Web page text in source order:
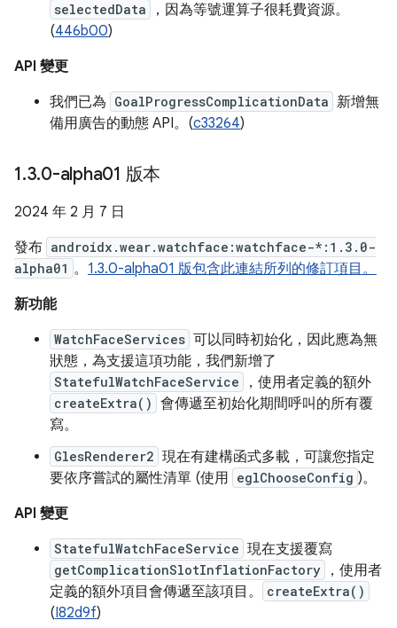
selectedData
，因為等號運算子很耗費資源。
(446b00)
API 變更
我們已為 GoalProgressComplicationData 新增無
備用廣告的動態 API。(c33264)
1.3.0-alpha01 版本
2024 年 2 月 7 日
發布 androidx.wear.watchface:watchface-*:1.3.0-
alpha01 。 1.3.0-alpha01 版包含此連結所列的修訂項目。
新功能
WatchFaceServices 可以同時初始化，因此應為無
狀態，為支援這項功能，我們新增了
StatefulWatchFaceService ，使用者定義的額外
createExtra() 會傳遞至初始化期間呼叫的所有覆
寫。
GlesRenderer2 現在有建構函式多載，可讓您指定
要依序嘗試的屬性清單 (使用 eglChooseConfig )。
API 變更
StatefulWatchFaceService 現在支援覆寫
getComplicationSlotInflationFactory
，使用者
定義的額外項目會傳遞至該項目。
createExtra()
(I82d9f)